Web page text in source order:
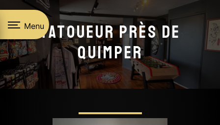
MenuTatoueur près de
Quimper
Panneau de gestion des cookies